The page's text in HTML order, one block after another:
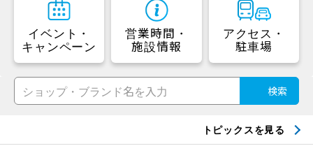
イベント・
キャンペーン
営業時間・
施設情報
アクセス・
駐車場
検索
トピックスを見る